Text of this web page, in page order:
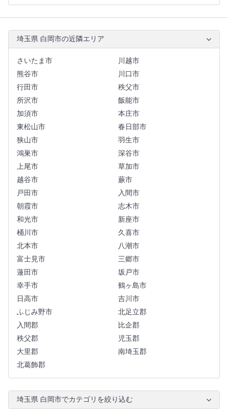
埼玉県 白岡市の近隣エリア
さいたま市
川越市
熊谷市
川口市
行田市
秩父市
所沢市
飯能市
加須市
本庄市
東松山市
春日部市
狭山市
羽生市
鴻巣市
深谷市
上尾市
草加市
越谷市
蕨市
戸田市
入間市
朝霞市
志木市
和光市
新座市
桶川市
久喜市
北本市
八潮市
富士見市
三郷市
蓮田市
坂戸市
幸手市
鶴ヶ島市
日高市
吉川市
ふじみ野市
北足立郡
入間郡
比企郡
秩父郡
児玉郡
大里郡
南埼玉郡
北葛飾郡
埼玉県 白岡市でカテゴリを絞り込む